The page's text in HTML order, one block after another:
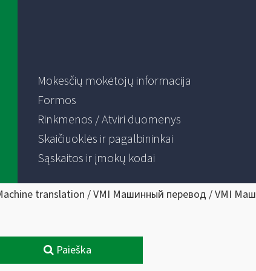
Mokesčių mokėtojų informacija
Formos
Rinkmenos / Atviri duomenys
Skaičiuoklės ir pagalbininkai
Sąskaitos ir įmokų kodai
translation / VMI Машинный перевод / VMI
Paieška